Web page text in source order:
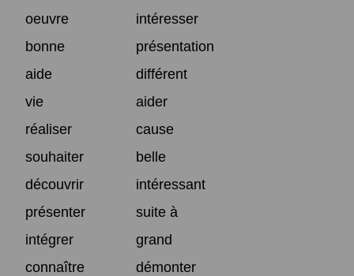
oeuvre
intéresser
bonne
présentation
aide
différent
vie
aider
réaliser
cause
souhaiter
belle
découvrir
intéressant
présenter
suite à
intégrer
grand
connaître
démonter